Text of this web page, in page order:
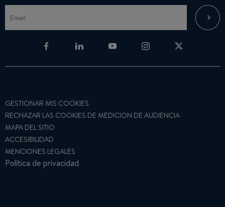
GESTIONAR MIS COOKIES
RECHAZAR LAS COOKIES DE MEDICION DE AUDIENCIA
MAPA DEL SITIO
ACCESIBILIDAD
MENCIONES LEGALES
Política de privacidad